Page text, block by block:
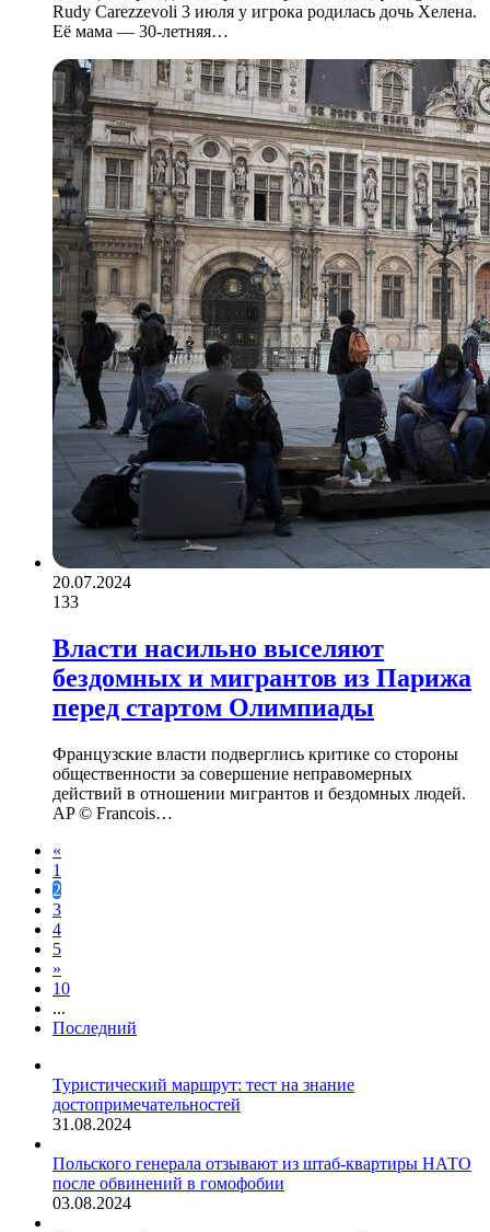
Rudy Carezzevoli 3 июля у игрока родилась дочь Хелена.
Её мама — 30-летняя…
20.07.2024
133
Власти насильно выселяют
бездомных и мигрантов из Парижа
перед стартом Олимпиады
Французские власти подверглись критике со стороны
общественности за совершение неправомерных
действий в отношении мигрантов и бездомных людей.
AP © Francois…
«
1
2
3
4
5
»
10
...
Последний
Туристический маршрут: тест на знание
достопримечательностей
31.08.2024
Польского генерала отзывают из штаб-квартиры НАТО
после обвинений в гомофобии
03.08.2024